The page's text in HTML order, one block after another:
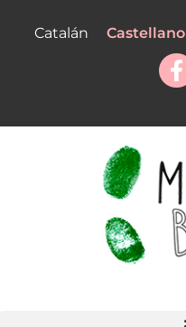
Catalán Castellano